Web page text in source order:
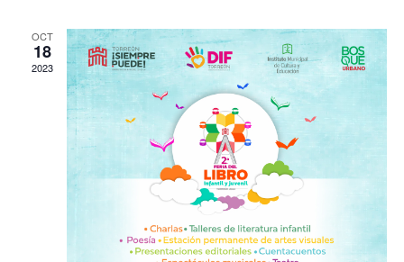
vistas
de
OCT
18
2023